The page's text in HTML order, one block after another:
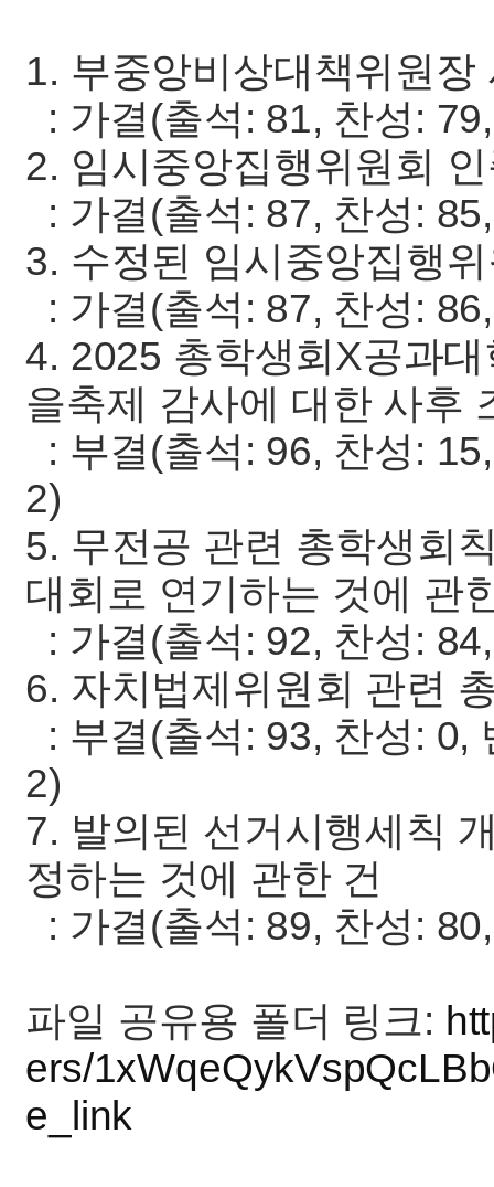
1. 부중앙비상대책위원장
: 가결(출석: 81, 찬성:
2. 임시중앙집행위원회
: 가결(출석: 87, 찬성:
3. 수정된 임시중앙집행
: 가결(출석: 87, 찬성:
4. 2025 총학생회X공과
을축제 감사에 대한 사후
: 부결(출석: 96, 찬성:
2)
5. 무전공 관련 총학생회
대회로 연기하는 것에 관
: 가결(출석: 92, 찬성:
6. 자치법제위원회 관련
: 부결(출석: 93, 찬성: 0,
2)
7. 발의된 선거시행세칙
정하는 것에 관한 건
: 가결(출석: 89, 찬성:
파일 공유용 폴더 링크:
ers/
e_link